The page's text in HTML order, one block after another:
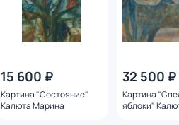
15 600 ₽
Картина "Состояние"
Калюта Марина
32 500 ₽
Картина
яблоки"